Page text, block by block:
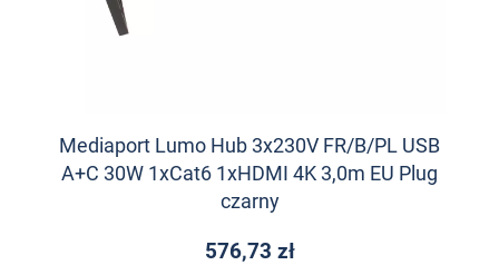
Mediaport Lumo Hub 3x230V FR/B/PL USB
A+C 30W 1xCat6 1xHDMI 4K 3,0m EU Plug
czarny
576,73 zł